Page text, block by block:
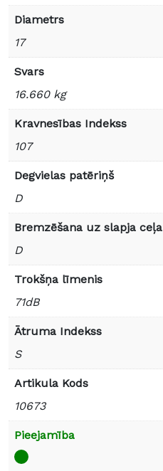
Diametrs
17
Svars
16.660 kg
Kravnesības Indekss
107
Degvielas patēriņš
D
Bremzēšana uz slapja ceļa
D
Trokšņa līmenis
71dB
Ātruma Indekss
S
Artikula Kods
10673
Pieejamība